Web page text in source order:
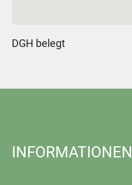
DGH belegt
INFORMATIONEN